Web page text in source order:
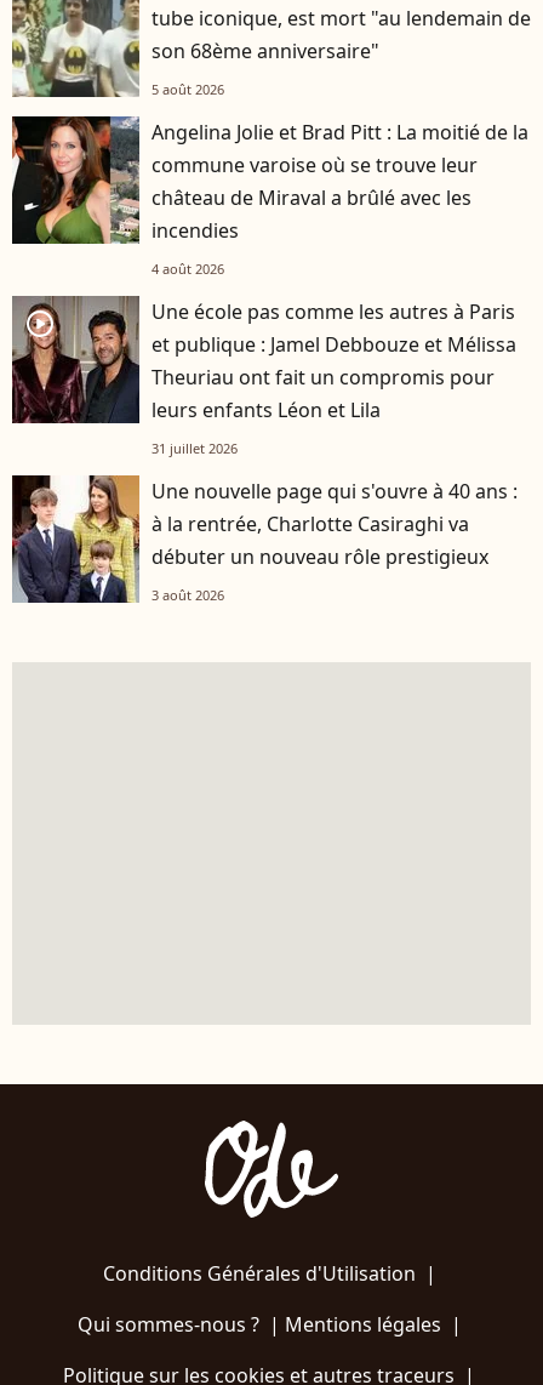
tube iconique, est mort "au lendemain de
son 68ème anniversaire"
5 août 2026
Angelina Jolie et Brad Pitt : La moitié de la
commune varoise où se trouve leur
château de Miraval a brûlé avec les
incendies
4 août 2026
player2
Une école pas comme les autres à Paris
et publique : Jamel Debbouze et Mélissa
Theuriau ont fait un compromis pour
leurs enfants Léon et Lila
31 juillet 2026
Une nouvelle page qui s'ouvre à 40 ans :
à la rentrée, Charlotte Casiraghi va
débuter un nouveau rôle prestigieux
3 août 2026
Conditions Générales d'Utilisation |
Qui sommes-nous ?| Mentions légales |
Politique sur les cookies et autres traceurs |